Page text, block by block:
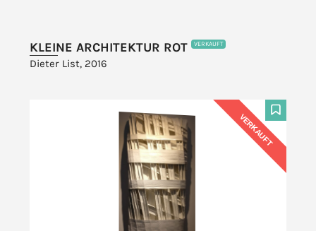
KLEINE ARCHITEKTUR ROT VERKAUFT
Dieter List, 2016
F
VERKAUFT